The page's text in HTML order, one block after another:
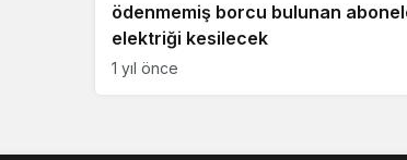
ödenmemiş borcu bulunan
elektriği kesilecek
1 yıl önce